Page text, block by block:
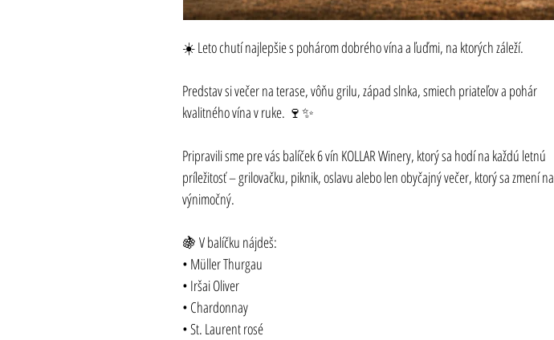
☀️ Leto chutí najlepšie s pohárom dobrého vína a ľuďmi, na ktorých záleží.
Predstav si večer na terase, vôňu grilu, západ slnka, smiech priateľov a pohár
kvalitného vína v ruke. 🍷✨
Pripravili sme pre vás balíček 6 vín KOLLAR Winery, ktorý sa hodí na každú letnú
príležitosť – grilovačku, piknik, oslavu alebo len obyčajný večer, ktorý sa zmení na
výnimočný.
🍇 V balíčku nájdeš:
• Müller Thurgau
• Iršai Oliver
• Chardonnay
• St. Laurent rosé